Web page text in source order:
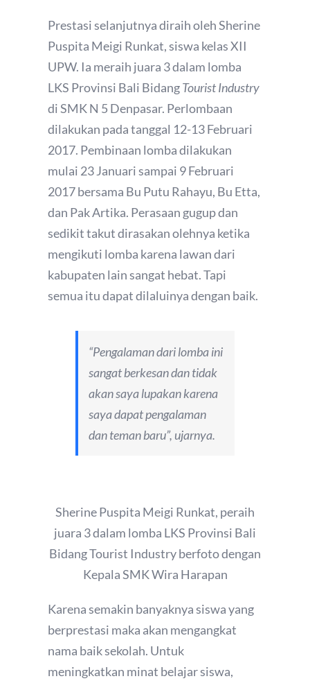
Prestasi selanjutnya diraih oleh Sherine
Puspita Meigi Runkat, siswa kelas XII
UPW. Ia meraih juara 3 dalam lomba
LKS Provinsi Bali BidangTourist Industry
di SMK N 5 Denpasar. Perlombaan
dilakukan pada tanggal 12-13 Februari
2017. Pembinaan lomba dilakukan
mulai 23 Januari sampai 9 Februari
2017 bersama Bu Putu Rahayu, Bu Etta,
dan Pak Artika. Perasaan gugup dan
sedikit takut dirasakan olehnya ketika
mengikuti lomba karena lawan dari
kabupaten lain sangat hebat. Tapi
semua itu dapat dilaluinya dengan baik.
“Pengalaman dari lomba ini
sangat berkesan dan tidak
akan saya lupakan karena
saya dapat pengalaman
dan teman baru”, ujarnya.
Sherine Puspita Meigi Runkat, peraih
juara 3 dalam lomba LKS Provinsi Bali
Bidang Tourist Industry berfoto dengan
Kepala SMK Wira Harapan
Karena semakin banyaknya siswa yang
berprestasi maka akan mengangkat
nama baik sekolah. Untuk
meningkatkan minat belajar siswa,